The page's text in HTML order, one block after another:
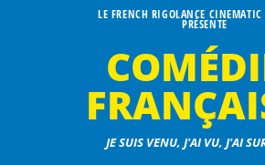
LE FRENCH RIGOLANCE CINEMATIC
PRÉSENTE
JE SUIS VENU, J'AI VU, J'AI